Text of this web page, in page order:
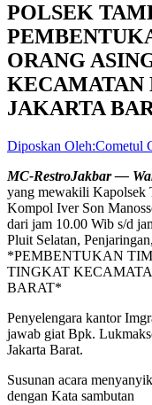
POLSEK
ORANG
KECAMATAN
JAKARTA
Diposkan Oleh:Cometul
MC-RestroJakbar —
yang mewakili Kapolsek
Kompol Iver Son
dari jam 10.00 Wib s/d
Pluit Selatan,
*PEMBENTUKAN
TINGKAT
BARAT*
Penyelengara kantor
jawab giat Bpk.
Jakarta Barat.
Susunan acara
dengan Kata sambutan